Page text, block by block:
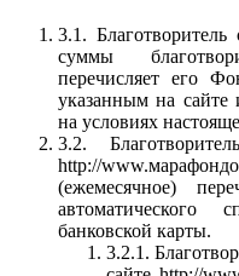
3.1. Благотворитель
суммы
перечисляет его
указанным на
на условиях
3.2.
http://
(ежемесячное)
банковской карты.
3.2.1.